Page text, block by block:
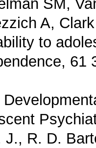
SM,
A,
to
61
J., R. D.